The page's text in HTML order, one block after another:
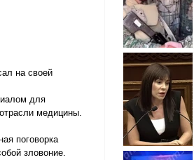
на своей
для
медицины.
поговорка
зловоние.